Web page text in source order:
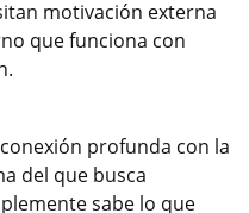
motivación externa
que funciona con
profunda con la
del que busca
sabe lo que